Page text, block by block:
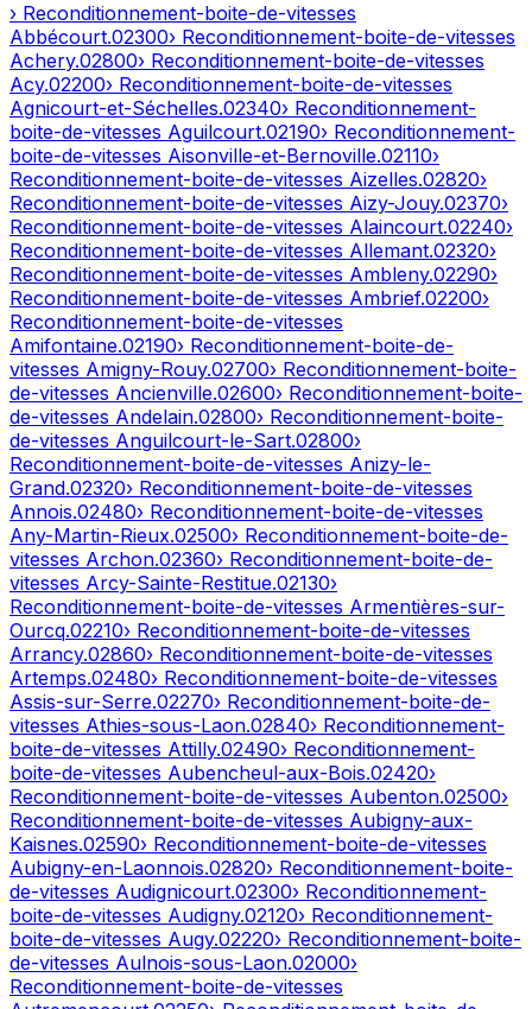
› Reconditionnement-boite-de-vitesses
Abbécourt.02300› Reconditionnement-boite-de-vitesses
Achery.02800› Reconditionnement-boite-de-vitesses
Acy.02200› Reconditionnement-boite-de-vitesses
Agnicourt-et-Séchelles.02340› Reconditionnement-
boite-de-vitesses Aguilcourt.02190› Reconditionnement-
boite-de-vitesses Aisonville-et-Bernoville.02110›
Reconditionnement-boite-de-vitesses Aizelles.02820›
Reconditionnement-boite-de-vitesses Aizy-Jouy.02370›
Reconditionnement-boite-de-vitesses Alaincourt.02240›
Reconditionnement-boite-de-vitesses Allemant.02320›
Reconditionnement-boite-de-vitesses Ambleny.02290›
Reconditionnement-boite-de-vitesses Ambrief.02200›
Reconditionnement-boite-de-vitesses
Amifontaine.02190› Reconditionnement-boite-de-
vitesses Amigny-Rouy.02700› Reconditionnement-boite-
de-vitesses Ancienville.02600› Reconditionnement-boite-
de-vitesses Andelain.02800› Reconditionnement-boite-
de-vitesses Anguilcourt-le-Sart.02800›
Reconditionnement-boite-de-vitesses Anizy-le-
Grand.02320› Reconditionnement-boite-de-vitesses
Annois.02480› Reconditionnement-boite-de-vitesses
Any-Martin-Rieux.02500› Reconditionnement-boite-de-
vitesses Archon.02360› Reconditionnement-boite-de-
vitesses Arcy-Sainte-Restitue.02130›
Reconditionnement-boite-de-vitesses Armentières-sur-
Ourcq.02210› Reconditionnement-boite-de-vitesses
Arrancy.02860› Reconditionnement-boite-de-vitesses
Artemps.02480› Reconditionnement-boite-de-vitesses
Assis-sur-Serre.02270› Reconditionnement-boite-de-
vitesses Athies-sous-Laon.02840› Reconditionnement-
boite-de-vitesses Attilly.02490› Reconditionnement-
boite-de-vitesses Aubencheul-aux-Bois.02420›
Reconditionnement-boite-de-vitesses Aubenton.02500›
Reconditionnement-boite-de-vitesses Aubigny-aux-
Kaisnes.02590› Reconditionnement-boite-de-vitesses
Aubigny-en-Laonnois.02820› Reconditionnement-boite-
de-vitesses Audignicourt.02300› Reconditionnement-
boite-de-vitesses Audigny.02120› Reconditionnement-
boite-de-vitesses Augy.02220› Reconditionnement-boite-
de-vitesses Aulnois-sous-Laon.02000›
Reconditionnement-boite-de-vitesses